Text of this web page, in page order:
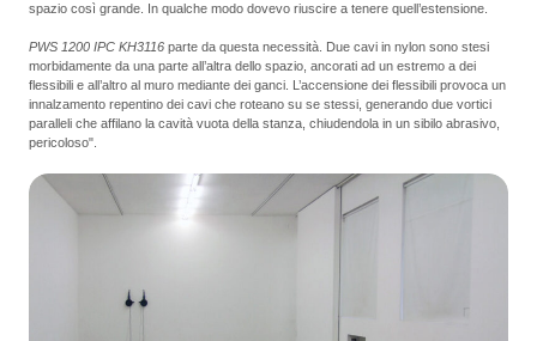
spazio così grande. In qualche modo dovevo riuscire a tenere quell’estensione.
PWS 1200 IPC KH3116 parte da questa necessità. Due cavi in nylon sono stesi
morbidamente da una parte all’altra dello spazio, ancorati ad un estremo a dei
flessibili e all’altro al muro mediante dei ganci. L’accensione dei flessibili provoca un
innalzamento repentino dei cavi che roteano su se stessi, generando due vortici
paralleli che affilano la cavità vuota della stanza, chiudendola in un sibilo abrasivo,
pericoloso".